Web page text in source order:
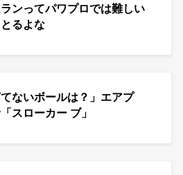
ンってパワプロでは難しい
るよな
ないボールは？」エアプ
スローカー ブ」